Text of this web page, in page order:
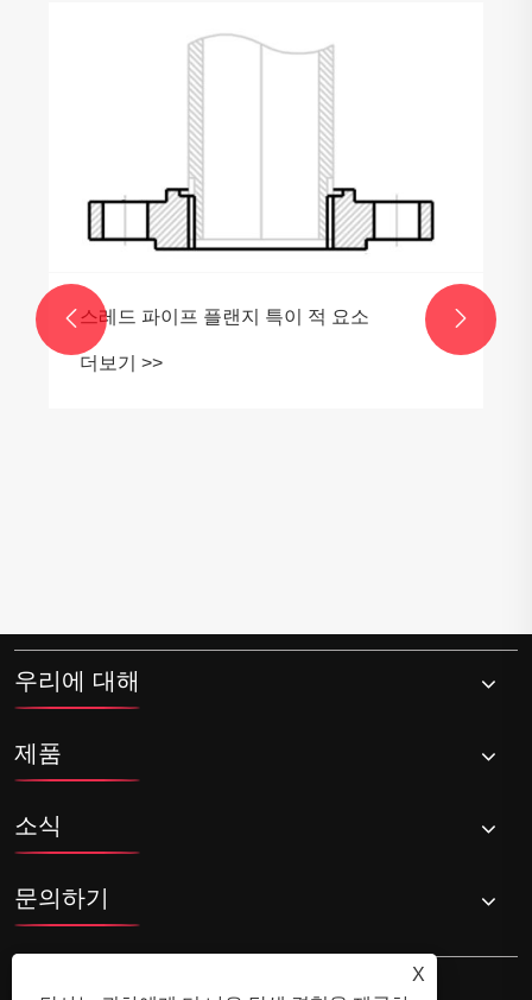
스레드 파이프 플랜지 특이 적 요소
더보기 >>
 
우리에 대해
제품
소식
문의하기
X